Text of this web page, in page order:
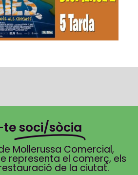
tesoci/sòcia
Mollerussa Comercial,
representa el comerç, els
de la ciutat.